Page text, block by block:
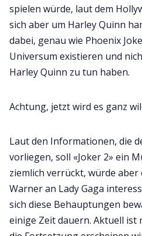
spielen würde, laut dem
sich aber um Harley Quinn
dabei, genau wie Phoenix
Universum existieren und
Harley Quinn zu tun haben.
Achtung, jetzt wird es ganz
Laut den Informationen, die
vorliegen, soll «Joker 2» ein
ziemlich verrückt, würde
Warner an Lady Gaga
sich diese Behauptungen
einige Zeit dauern. Aktuell ist